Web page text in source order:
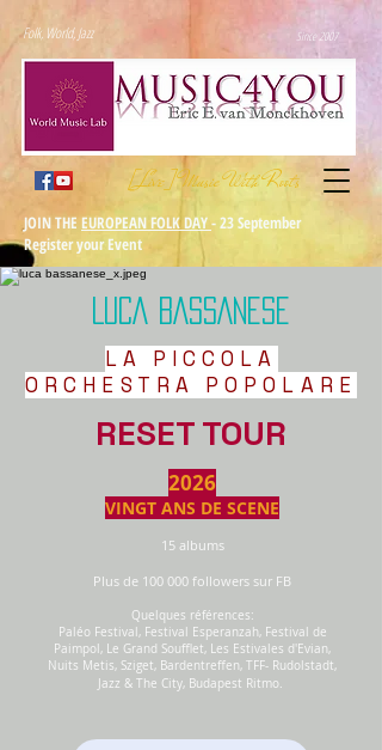
[Live] Music With Roots
Folk, World, Jazz Since 2007
JOIN THE EUROPEAN FOLK DAY- 23 September
Register your Event
LUCA BASSANESE
LA PICCOLA
ORCHESTRA POPOLARE
RESET TOUR
2026
VINGT ANS DE SCENE
15 albums
Plus de 100 000 followers sur FB
Quelques références:
Paléo Festival, Festival Esperanzah, Festival de
Paimpol, Le Grand Soufflet, Les Estivales d'Evian,
Nuits Metis, Sziget, Bardentreffen, TFF- Rudolstadt,
Jazz & The City, Budapest Ritmo.